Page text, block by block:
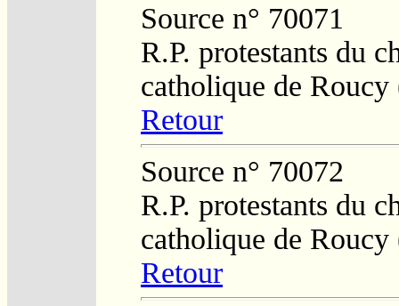
Source n° 70071
R.P. protestants du
catholique de Roucy
Retour
Source n° 70072
R.P. protestants du
catholique de Roucy
Retour